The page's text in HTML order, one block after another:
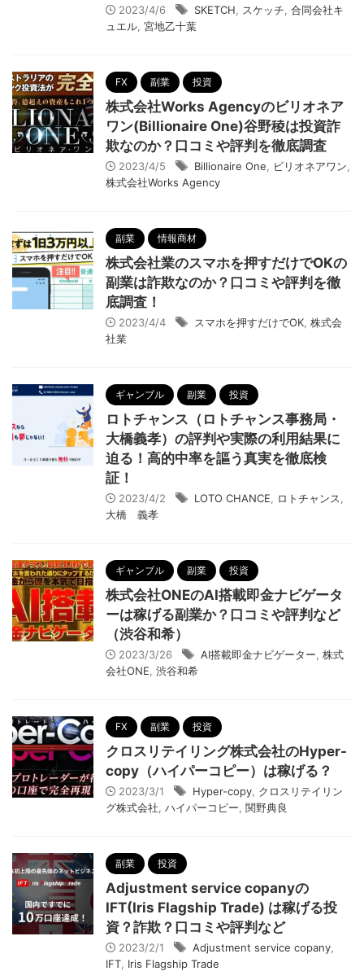
2023/4/6 SKETCH スケッチ 合同会社キ
ュエル 宮地乙十葉
FX 副業 投資
株式会社Works Agencyのビリオネア
ワン(Billionaire One)谷野稜は投資詐
欺なのか？口コミや評判を徹底調査
2023/4/5 Billionaire One ビリオネアワン
株式会社Works Agency
副業 情報商材
株式会社業のスマホを押すだけでOKの
副業は詐欺なのか？口コミや評判を徹
底調査！
2023/4/4 スマホを押すだけでOK 株式会
社業
ギャンブル 副業 投資
ロトチャンス（ロトチャンス事務局・
大橋義孝）の評判や実際の利用結果に
迫る！高的中率を謳う真実を徹底検
証！
2023/4/2 LOTO CHANCE ロトチャンス
大橋 義孝
ギャンブル 副業 投資
株式会社ONEのAI搭載即金ナビゲータ
ーは稼げる副業か？口コミや評判など
（渋谷和希）
2023/3/26 AI搭載即金ナビゲーター 株式
会社ONE 渋谷和希
FX 副業 投資
クロスリテイリング株式会社のHyper-
copy（ハイパーコピー）は稼げる？
2023/3/1 Hyper-copy クロスリテイリン
グ株式会社 ハイパーコピー 関野典良
副業 投資
Adjustment service copanyの
IFT(Iris Flagship Trade) は稼げる投
資？詐欺？口コミや評判など
2023/2/1 Adjustment service copany
IFT Iris Flagship Trade